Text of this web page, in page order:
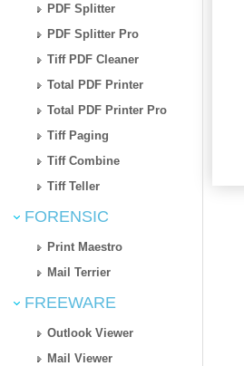
PDF Splitter
PDF Splitter Pro
Tiff PDF Cleaner
Total PDF Printer
Total PDF Printer Pro
Tiff Paging
Tiff Combine
Tiff Teller
FORENSIC
Print Maestro
Mail Terrier
FREEWARE
Outlook Viewer
Mail Viewer